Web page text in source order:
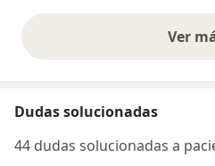
Ver
Dudas solucionadas
44 dudas solucionadas a